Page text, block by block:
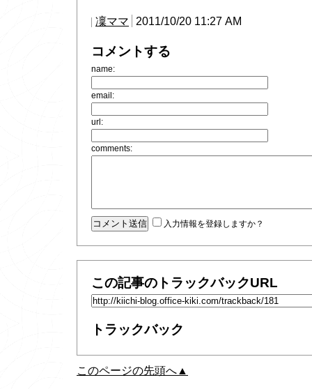
凜ママ 2011/10/20 11:27 AM
コメントする
name:
email:
url:
comments:
入力情報を登録しますか？
この記事のトラックバックURL
トラックバック
このページの先頭へ▲